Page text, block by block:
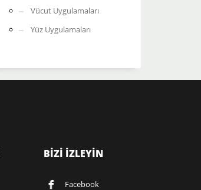
Vücut Uygulamaları
Yüz Uygulamaları
BİZİ İZLEYİN
Facebook